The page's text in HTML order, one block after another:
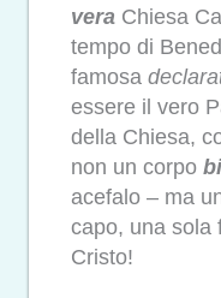
vera Chiesa
tempo di
famosa
essere il vero
della Chiesa,
non un corpo
acefalo – ma
capo, una sola
Cristo!